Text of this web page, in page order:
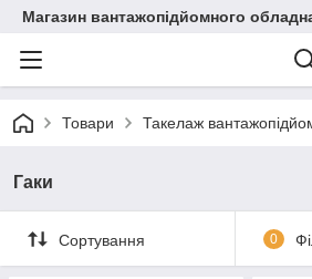
Магазин вантажопідйомного
Товари Такелаж
Гаки
Сортування 0